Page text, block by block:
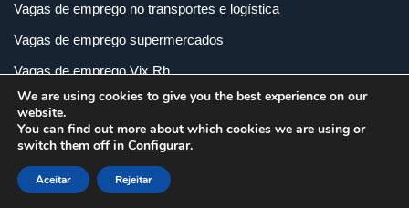
Vagas de emprego no transportes e logística
Vagas de emprego supermercados
Vagas de emprego Vix Rh
Vagas de empregos em imobiliária
Vagas de empregos em loja
Vagas de empregos na indústria
Vagas e Carreiras
We are using cookies to give you the best experience on our
website.
You can find out more about which cookies we are using or
switch them off in Configurar.
Aceitar Rejeitar